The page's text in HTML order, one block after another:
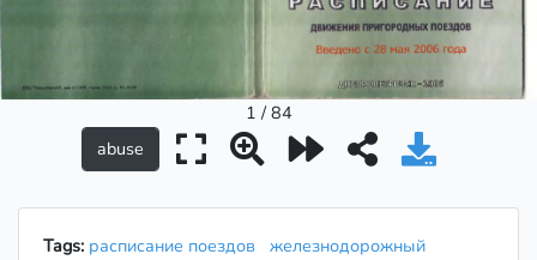
1 / 84
Tags: расписание поездов
железнодорожный